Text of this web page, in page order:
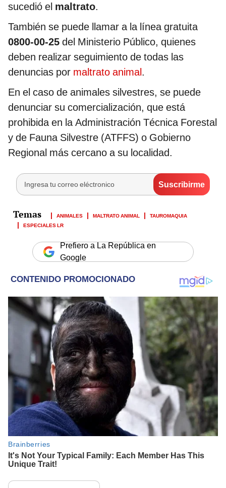
sucedió el maltrato.
También se puede llamar a la línea gratuita
0800-00-25 del Ministerio Público, quienes
deben realizar seguimiento de todas las
denuncias por maltrato animal.
En el caso de animales silvestres, se puede
denunciar su comercialización, que está
prohibida en la Administración Técnica Forestal
y de Fauna Silvestre (ATFFS) o Gobierno
Regional más cercano a su localidad.
ANIMALES MALTRATO ANIMAL
TAUROMAQUIA
ESPECIALES LR
Prefiero a La República en
Google